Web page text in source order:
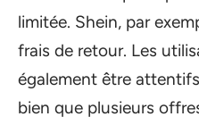
limitée. Shein, par
frais de retour. Les
également être
bien que plusieurs